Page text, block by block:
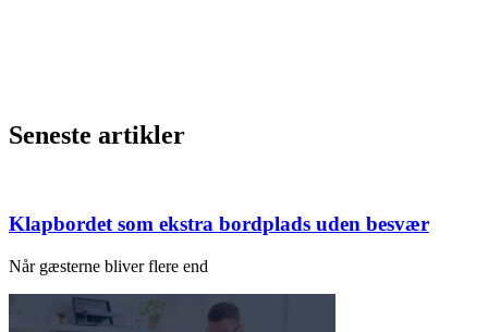
Seneste artikler
Klapbordet som ekstra bordplads uden besvær
Når gæsterne bliver flere end